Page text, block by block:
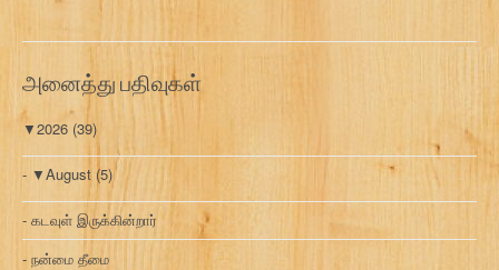
அனைத்து பதிவுகள்
▼2026 (39)
▼August (5)
கடவுள் இருக்கின்றார்
நன்மை தீமை